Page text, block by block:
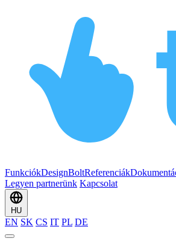
FunkciókDesignBoltReferenciák
Legyen partnerünk Kapcsolat
HU
EN SK CS IT PL DE